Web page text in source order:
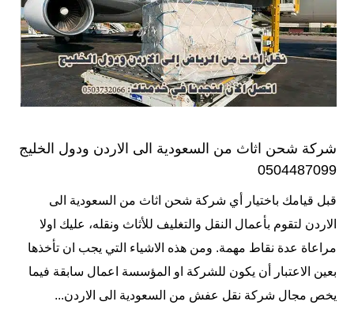
شركة شحن اثاث من السعودية الى الاردن ودول الخليج
0504487099
قبل قيامك باختيار أي شركة شحن اثاث من السعودية الى
الاردن لتقوم بأعمال النقل والتغليف للأثاث ونقله، عليك اولا
مراعاة عدة نقاط مهمة. ومن هذه الاشياء التي يجب ان تأخذها
بعين الاعتبار أن يكون للشركة او المؤسسة اعمال سابقة فيما
يخص مجال شركة نقل عفش من السعودية الى الاردن...